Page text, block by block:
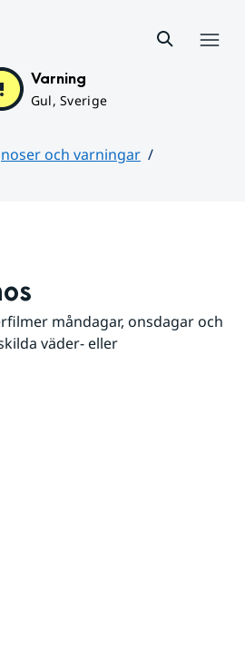
Varning
Gul, Sverige
och varningar
måndagar, onsdagar och
väder- eller